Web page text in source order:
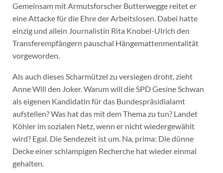
Gemeinsam mit Armutsforscher Butterwegge reitet er
eine Attacke für die Ehre der Arbeitslosen. Dabei hatte
einzig und allein Journalistin Rita Knobel-Ulrich den
Transferempfängern pauschal Hängemattenmentalität
vorgeworden.
Als auch dieses Scharmützel zu versiegen droht, zieht
Anne Will den Joker. Warum will die SPD Gesine Schwan
als eigenen Kandidatin für das Bundespräsidialamt
aufstellen? Was hat das mit dem Thema zu tun? Landet
Köhler im sozialen Netz, wenn er nicht wiedergewählt
wird? Egal. Die Sendezeit ist um. Na, prima: Die dünne
Decke einer schlampigen Recherche hat wieder einmal
gehalten.